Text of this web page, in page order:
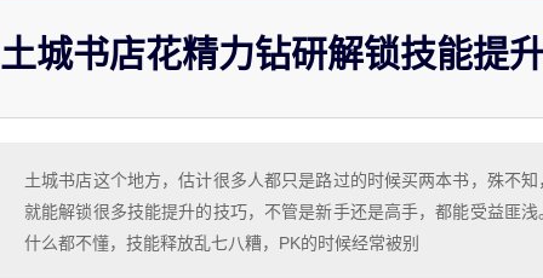
土城书店花精力钻研解锁技能提
土城书店这个地方，估计很多人都只是路过的时候买两本书，殊不
就能解锁很多技能提升的技巧，不管是新手还是高手，都能受益匪
什么都不懂，技能释放乱七八糟，PK的时候经常被别